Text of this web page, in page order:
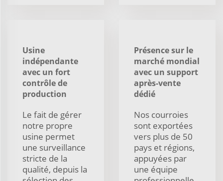
Usine
indépendante
avec un fort
contrôle de
production
Le fait de gérer
notre propre
usine permet
une surveillance
stricte de la
qualité, depuis la
Présence sur le
marché mondial
avec un support
après-vente
dédié
Nos courroies
sont exportées
vers plus de 50
pays et régions,
appuyées par
une équipe